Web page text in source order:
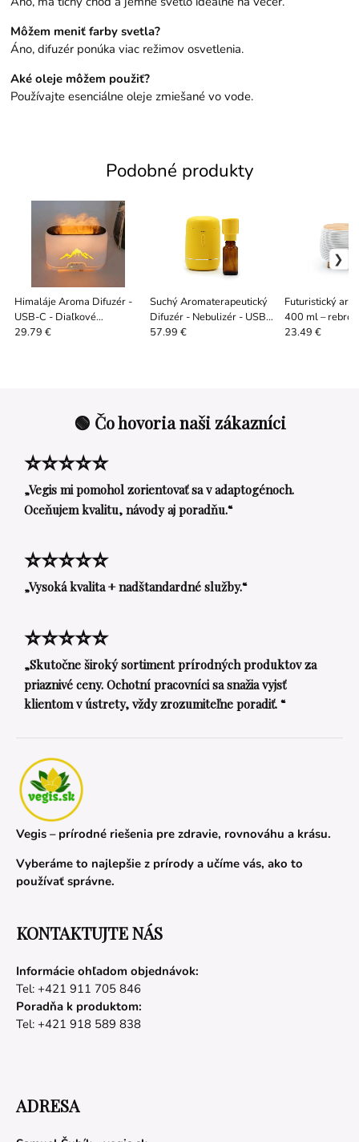
Môžem meniť farby svetla?
Áno, difuzér ponúka viac režimov osvetlenia.
Aké oleje môžem použiť?
Používajte esenciálne oleje zmiešané vo vode.
Podobné produkty
Himaláje Aroma Difuzér -
USB-C - Diaľkové
Ovládanie - Efekt Plameňa
29.79 €
Suchý Aromaterapeutický
Difuzér - Nebulizér - USB-
C - Žltý
57.99 €
Futuristický
400 ml –
diaľkové
23.49 €
🟢 Čo hovoria naši zákazníci
⭐⭐⭐⭐⭐
„Vegis mi pomohol zorientovať sa v adaptogénoch.
Oceňujem kvalitu, návody aj poradňu.“
⭐⭐⭐⭐⭐
„Vysoká kvalita + nadštandardné služby.“
⭐⭐⭐⭐⭐
„Skutočne široký sortiment prírodných produktov za
priaznivé ceny. Ochotní pracovníci sa snažia vyjsť
klientom v ústrety, vždy zrozumiteľne poradiť. “
Vegis – prírodné riešenia pre zdravie, rovnováhu a krásu.
Vyberáme to najlepšie z prírody a učíme vás, ako to
používať správne.
KONTAKTUJTE NÁS
Informácie ohľadom objednávok:
Tel: +421 911 705 846
Poradňa k produktom:
Tel: +421 918 589 838
ADRESA